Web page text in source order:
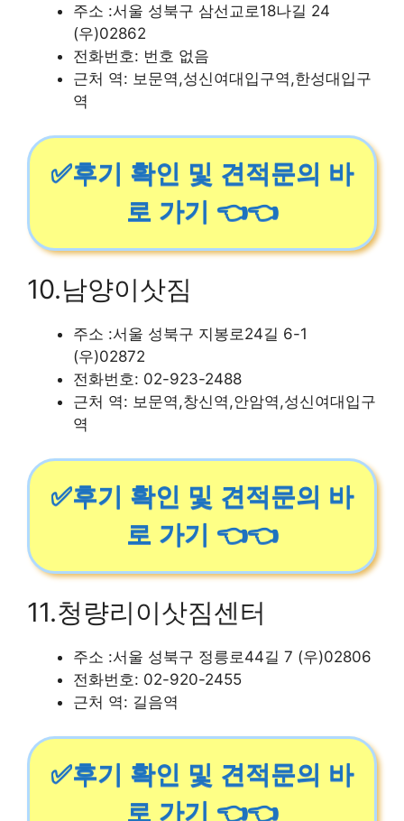
주소 :서울 성북구 삼선교로18나길 24
(우)02862
전화번호: 번호 없음
근처 역: 보문역,성신여대입구역,한성대입구
역
✅후기 확인 및 견적문의 바
로 가기 👈👈
10.남양이삿짐
주소 :서울 성북구 지봉로24길 6-1
(우)02872
전화번호: 02-923-2488
근처 역: 보문역,창신역,안암역,성신여대입구
역
✅후기 확인 및 견적문의 바
로 가기 👈👈
11.청량리이삿짐센터
주소 :서울 성북구 정릉로44길 7 (우)02806
전화번호: 02-920-2455
근처 역: 길음역
✅후기 확인 및 견적문의 바
로 가기 👈👈